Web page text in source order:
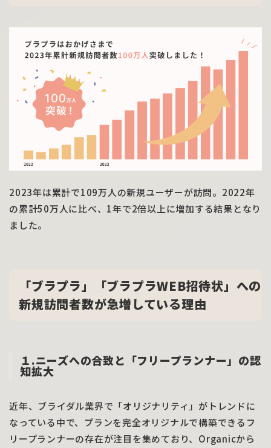
2023年は累計で109万人の新規ユーザーが訪問。2022年
の累計50万人に比べ、1年で2倍以上に増加する結果となり
ました。
「ブラプラ」「ブラプラWEB招待状」への
新規訪問者数が急増している理由
１.ニーズへの合致と「フリープランナー」の認
知拡大
近年、ブライダル業界で「オリジナリティ」がトレンドに
なっている中で、プランを完全オリジナルで構築できるフ
リープランナーの存在が注目を集めており、Organicから